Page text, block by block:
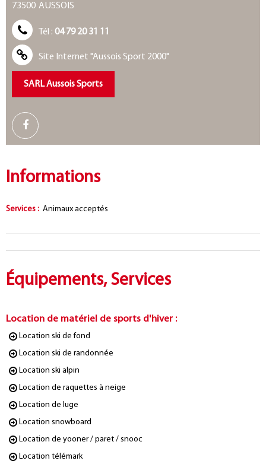
73500 AUSSOIS
Tél : 04 79 20 31 11
Site Internet "Aussois Sport 2000"
SARL Aussois Sports
Informations
Services : Animaux acceptés
Équipements, Services
Location de matériel de sports d'hiver :
Location ski de fond
Location ski de randonnée
Location ski alpin
Location de raquettes à neige
Location de luge
Location snowboard
Location de yooner / paret / snooc
Location télémark